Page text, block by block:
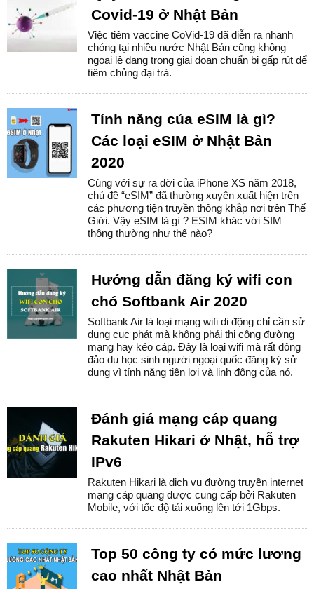
Covid-19 ở Nhật Bản
Việc tiêm vaccine CoVid-19 đã diễn ra nhanh
chóng tại nhiều nước Nhật Bản cũng không
ngoại lệ đang trong giai đoạn chuẩn bị gấp rút để
tiêm chủng đại trà.
Tính năng của eSIM là gì?
Các loại eSIM ở Nhật Bản
2020
Cùng với sự ra đời của iPhone XS năm 2018,
chủ đề “eSIM” đã thường xuyên xuất hiện trên
các phương tiện truyền thông khắp nơi trên Thế
Giới. Vậy eSIM là gì ? ESIM khác với SIM
thông thường như thế nào?
Hướng dẫn đăng ký wifi con
chó Softbank Air 2020
Softbank Air là loại mạng wifi di động chỉ cần sử
dụng cục phát mà không phải thi công đường
mạng hay kéo cáp. Đây là loại wifi mà rất đông
đảo du học sinh người ngoại quốc đăng ký sử
dụng vì tính năng tiện lợi và linh động của nó.
Đánh giá mạng cáp quang
Rakuten Hikari ở Nhật, hỗ trợ
IPv6
Rakuten Hikari là dịch vụ đường truyền internet
mạng cáp quang được cung cấp bởi Rakuten
Mobile, với tốc độ tải xuống lên tới 1Gbps.
Top 50 công ty có mức lương
cao nhất Nhật Bản